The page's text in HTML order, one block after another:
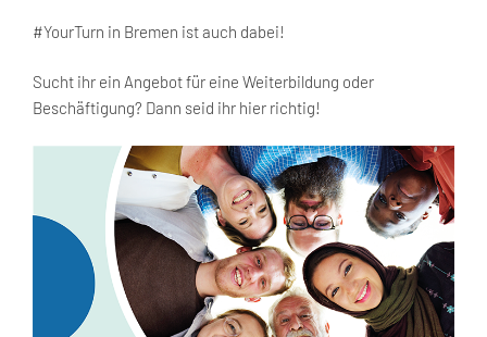
#YourTurn in Bremen ist auch dabei!
Sucht ihr ein Angebot für eine Weiterbildung oder
Beschäftigung? Dann seid ihr hier richtig!